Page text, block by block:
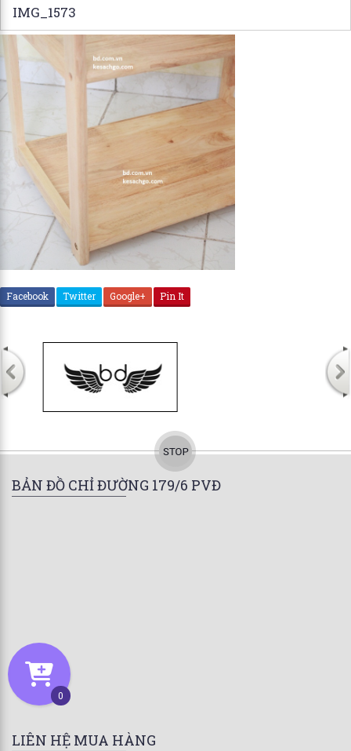
IMG_1573
Facebook Twitter Google+ Pin It
BẢN ĐỒ CHỈ ĐƯỜNG 179/6 PVĐ
LIÊN HỆ MUA HÀNG
0